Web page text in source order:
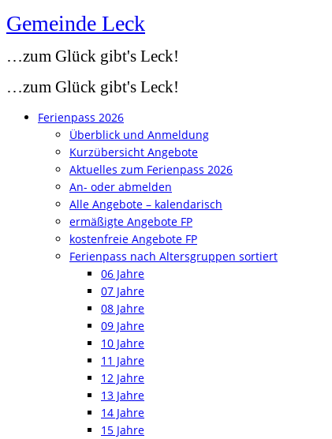
Zum
springen
Gemeinde Leck
…zum Glück gibt's Leck!
…zum Glück gibt's Leck!
Ferienpass 2026
Überblick und Anmeldung
Kurzübersicht Angebote
Aktuelles zum Ferienpass 2026
An- oder abmelden
Alle Angebote – kalendarisch
ermäßigte Angebote FP
kostenfreie Angebote FP
Ferienpass nach Altersgruppen sortiert
06 Jahre
07 Jahre
08 Jahre
09 Jahre
10 Jahre
11 Jahre
12 Jahre
13 Jahre
14 Jahre
15 Jahre